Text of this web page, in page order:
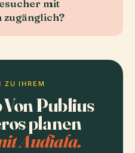
mit
ZU IHREM
Publius
planen
Audiala.